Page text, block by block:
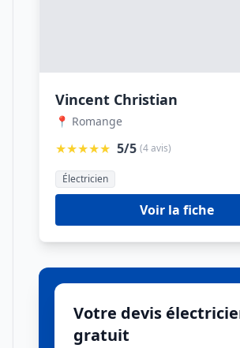
Vincent Christian
📍 Romange
★★★★★ 5/5 (4 avis)
Électricien
Voir la fiche
Votre devis
gratuit